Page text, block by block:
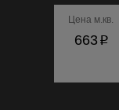
Цена м.кв.
663 p